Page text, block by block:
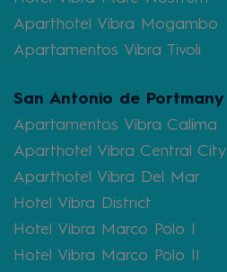
Aparthotel Vibra Mogambo
Apartamentos Vibra Tivoli
San Antonio de Portmany
Apartamentos Vibra Calima
Aparthotel Vibra Central City
Aparthotel Vibra Del Mar
Hotel Vibra District
Hotel Vibra Marco Polo I
Hotel Vibra Marco Polo II